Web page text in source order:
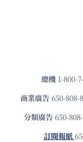
總機 1-800-
商業廣告 650-808-
分類廣告 650-
訂閱報紙